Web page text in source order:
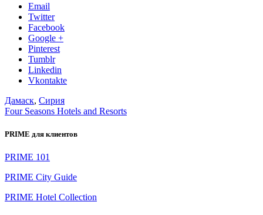
Email
Twitter
Facebook
Google +
Pinterest
Tumblr
Linkedin
Vkontakte
Дамаск, Сирия
Four Seasons Hotels and Resorts
PRIME для клиентов
PRIME 101
PRIME City Guide
PRIME Hotel Collection